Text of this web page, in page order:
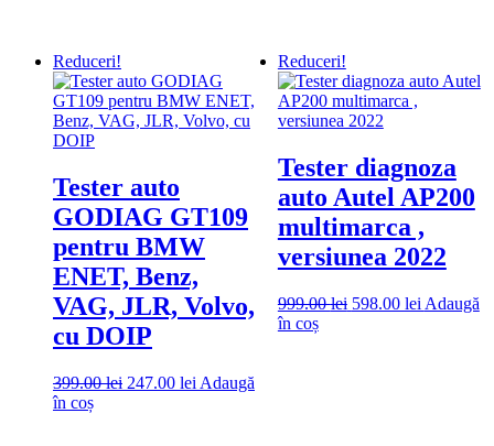
Reduceri!
Tester auto
GODIAG GT109
pentru BMW
ENET, Benz,
VAG, JLR, Volvo,
cu DOIP
399.00lei Prețul
247.00 lei Prețul
Adaugă
în coș
Reduceri!
Tester diagnoza
auto Autel AP200
multimarca ,
versiunea 2022
999.00lei Prețul
598.00 leiPrețul
Adaugă
în coș